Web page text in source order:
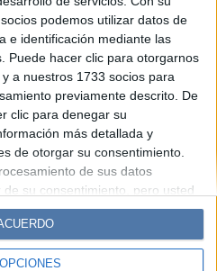
podemos utilizar datos de
e identificación mediante las
Puede hacer clic para otorgarnos
a nuestros 1733 socios para
previamente descrito. De
clic para denegar su
más detallada y
de otorgar su consentimiento.
de sus datos
su consentimiento, pero usted
procesamiento. Sus
este sitio web. Puede cambiar
en cualquier
y haciendo clic en el botón
Noticias
Fortuna
Parabrisas
Supercampo